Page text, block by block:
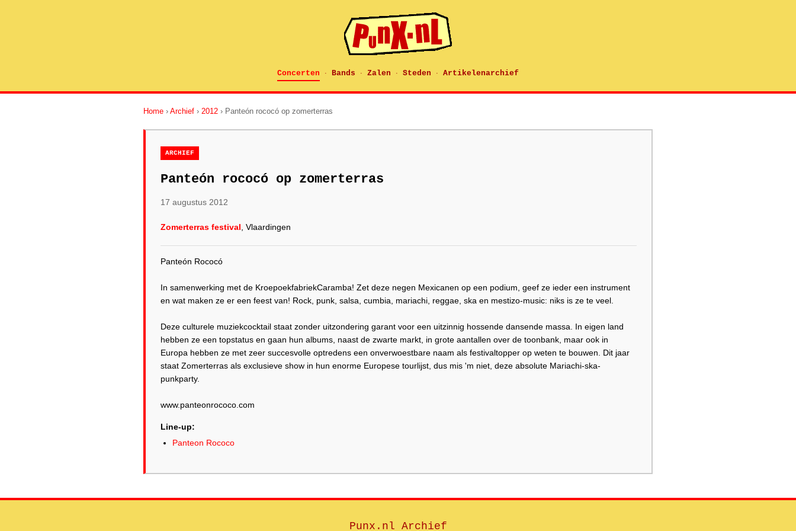
Concerten · Bands · Zalen · Steden · Artikelenarchief
Home › Archief › 2012 › Panteón rococó op zomerterras
ARCHIEF
Panteón rococó op zomerterras
17 augustus 2012
Zomerterras festival , Vlaardingen
Panteón Rococó
In samenwerking met de KroepoekfabriekCaramba! Zet deze negen Mexicanen op een podium, geef ze ieder een instrument
en wat maken ze er een feest van! Rock, punk, salsa, cumbia, mariachi, reggae, ska en mestizo-music: niks is ze te veel.
Deze culturele muziekcocktail staat zonder uitzondering garant voor een uitzinnig hossende dansende massa. In eigen land
hebben ze een topstatus en gaan hun albums, naast de zwarte markt, in grote aantallen over de toonbank, maar ook in
Europa hebben ze met zeer succesvolle optredens een onverwoestbare naam als festivaltopper op weten te bouwen. Dit jaar
staat Zomerterras als exclusieve show in hun enorme Europese tourlijst, dus mis 'm niet, deze absolute Mariachi-ska-
punkparty.
Line-up:
Panteon Rococo
Punx.nl Archief